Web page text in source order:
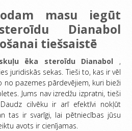
masu iegūt
Dianabol
tiešsaistē
ēka steroīdu Dianabol ,
juridiskās sekas. Tieši to, kas ir vēl
no pazemes pārdevējiem, kuri bieži
Jums nav izredžu izpratni, tieši
cilvēku ir arī efektīvi nokļūt
tas ir svarīgi, lai pētniecības jūsu
avots ir cienījamas.